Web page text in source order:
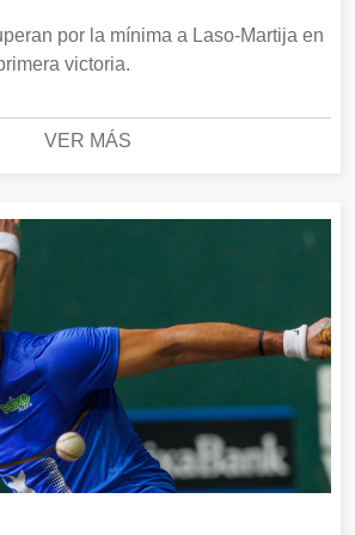
por la mínima a Laso-Martija en
victoria.
VER MÁS